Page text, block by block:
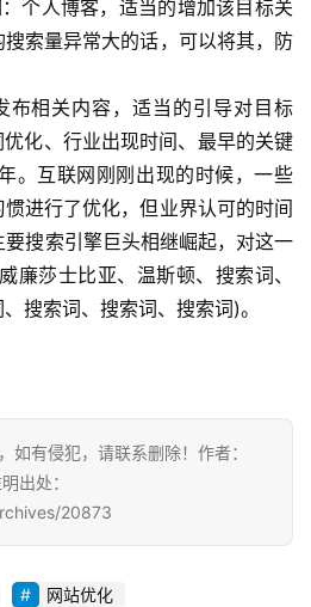
个人博客，适当的增加该目标关
索量异常大的话，可以将其，防
相关内容，适当的引导对目标
化、行业出现时间、最早的关键
。互联网刚刚出现的时候，一些
进行了优化，但业界认可的时间
搜索引擎巨头相继崛起，对这一
廉莎士比亚、温斯顿、搜索词、
搜索词、搜索词、搜索词)。
如有侵犯，请联系删除！作者：
出处：
20873
网站优化